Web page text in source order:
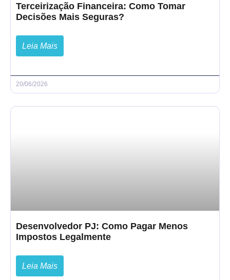
Terceirização Financeira: Como Tomar
Decisões Mais Seguras?
Leia Mais
20/06/2026
Desenvolvedor PJ: Como Pagar Menos
Impostos Legalmente
Leia Mais